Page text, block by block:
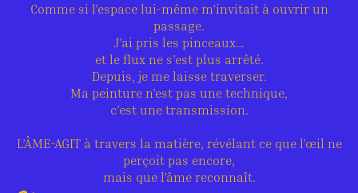
Comme si l’espace lui-même m’invitait à ouvrir un
passage.
J’ai pris les pinceaux…
et le flux ne s’est plus arrêté.
Depuis, je me laisse traverser.
Ma peinture n’est pas une technique,
c’est une transmission.
L’ÂME-AGIT à travers la matière, révélant ce que l’œil ne
perçoit pas encore,
mais que l’âme reconnaît.